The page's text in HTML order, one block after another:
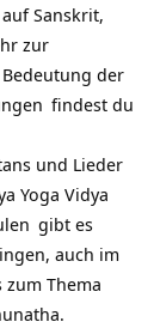
Sanskrit,
zur
der
findest du
und Lieder
Yoga Vidya
gibt es
auch im
zum Thema